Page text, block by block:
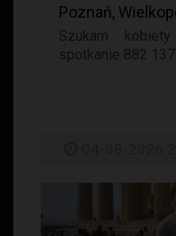
Poznań,
Szukam
spotkanie 882 137